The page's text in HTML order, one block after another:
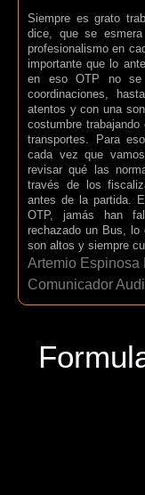
Siempre es grato
dice, que se
profesionalismo en
importante que lo
en eso OTP no se
coordinaciones,
atentos y con una
costumbre
transportes. Para
cada vez que
revisar qué las
través de los
antes de la partida.
OTP, jamás han
rechazado un Bus, lo
son altos y siempre
Artemio Espinosa
Comunicador